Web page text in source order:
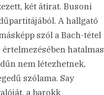
két átirat. Busoni
A hallgató
szól a Bach-tétel
hatalmas
nem létezhetnek,
szólama. Say
a barokk